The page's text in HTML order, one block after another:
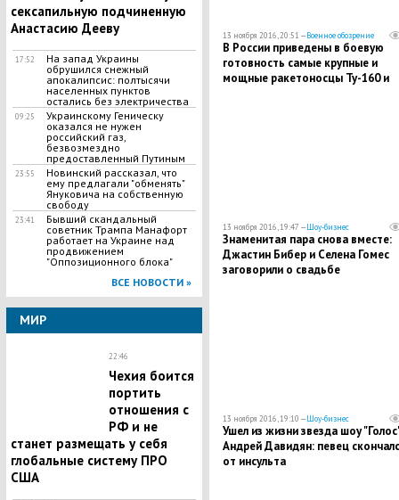
сексапильную подчиненную
Анастасию Дееву
17:52
На запад Украины
обрушился снежный
апокалипсис: полтысячи
населенных пунктов
остались без электричества
09:25
Украинскому Геническу
оказался не нужен
российский газ,
безвозмездно
предоставленный Путиным
23:55
Новинский рассказал, что
ему предлагали "обменять"
Януковича на собственную
свободу
23:41
Бывший скандальный
советник Трампа Манафорт
работает на Украине над
продвижением
"Оппозиционного блока"
ВСЕ НОВОСТИ »
МИР
22:46
Чехия боится
портить
отношения с
РФ и не
станет размещать у себя
глобальные систему ПРО
США
13 ноября 2016, 20:51 —Военное обозрение
В России приведены в боевую
готовность самые крупные и
мощные ракетоносцы Ту-160 и
13 ноября 2016, 19:47 —Шоу-бизнес
Знаменитая пара снова вместе:
Джастин Бибер и Селена Гомес
заговорили о свадьбе
13 ноября 2016, 19:10 —Шоу-бизнес
Ушел из жизни звезда шоу
Андрей Давидян: певец
от инсульта